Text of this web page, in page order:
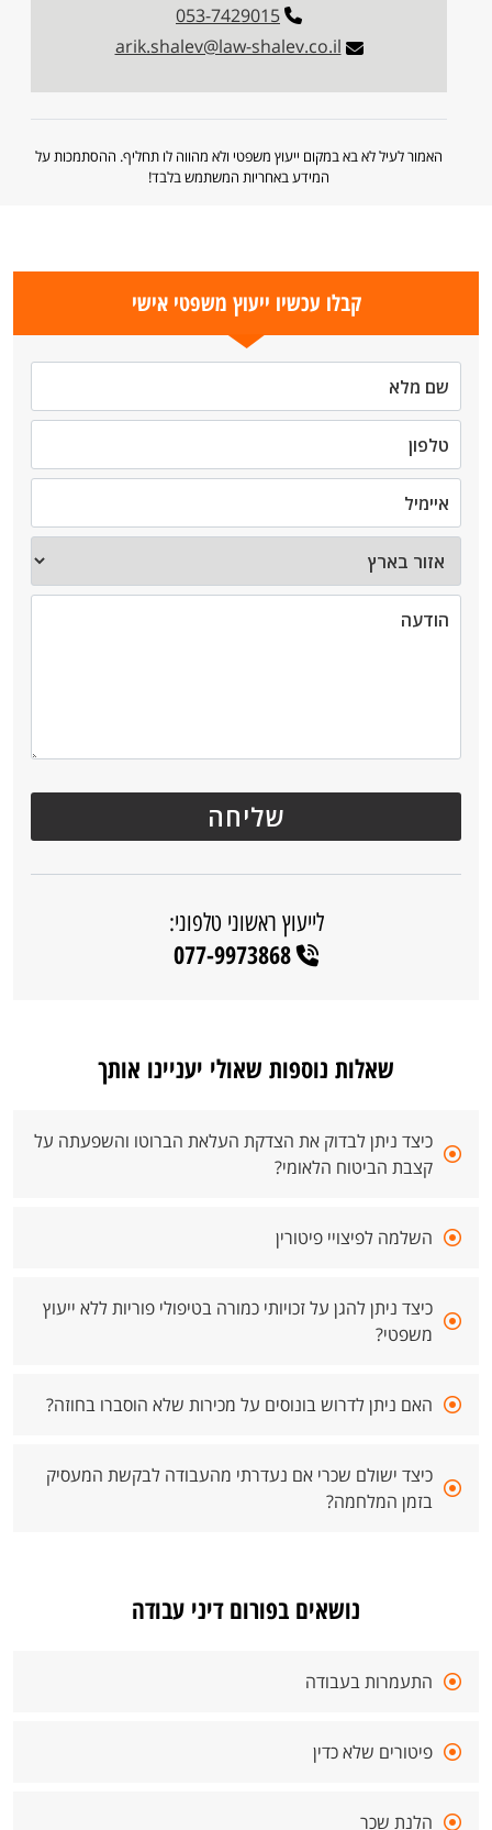
053-7429015
arik.shalev@law-shalev.co.il
האמור לעיל לא בא במקום ייעוץ משפטי ולא מהווה לו תחליף. ההסתמכות על
המידע באחריות המשתמש בלבד!
קבלו עכשיו ייעוץ משפטי אישי
לייעוץ ראשוני טלפוני:
077-9973868
שאלות נוספות שאולי יעניינו אותך
כיצד ניתן לבדוק את הצדקת העלאת הברוטו והשפעתה על
קצבת הביטוח הלאומי?
השלמה לפיצויי פיטורין
כיצד ניתן להגן על זכויותי כמורה בטיפולי פוריות ללא ייעוץ
משפטי?
האם ניתן לדרוש בונוסים על מכירות שלא הוסברו בחוזה?
כיצד ישולם שכרי אם נעדרתי מהעבודה לבקשת המעסיק
בזמן המלחמה?
נושאים בפורום דיני עבודה
התעמרות בעבודה
פיטורים שלא כדין
הלנת שכר